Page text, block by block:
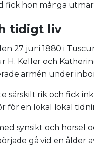
fick hon många
tidigt liv
27 juni 1880 i
H. Keller och
armén under
särskilt rik och fick
för en lokal lokal
synsikt och hörsel
gå vid en ålder